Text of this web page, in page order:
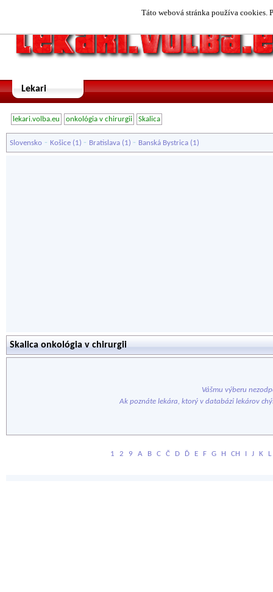
Táto webová stránka používa cookies.
Lekari
lekari.volba.eu onkológia v chirurgii Skalica
Slovensko - Košice (1) - Bratislava (1) - Banská Bystrica (1)
Skalica onkológia v chirurgii
Vášmu výberu
Ak poznáte lekára, ktorý v databázi lekárov
1 2 9 A B C Č D Ď E F G H CH I J K L